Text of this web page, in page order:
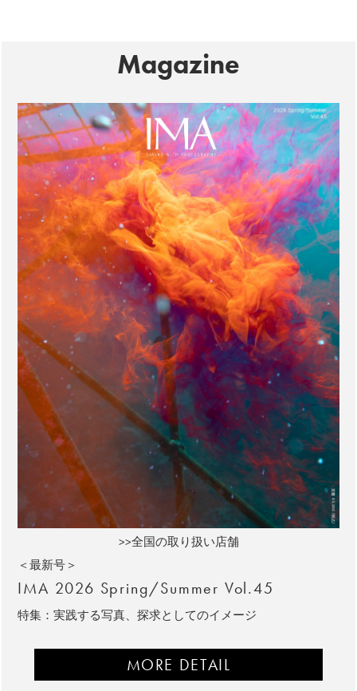
Magazine
>>全国の取り扱い店舗
＜最新号＞
IMA 2026 Spring/Summer Vol.45
特集：実践する写真、探求としてのイメージ
MORE DETAIL